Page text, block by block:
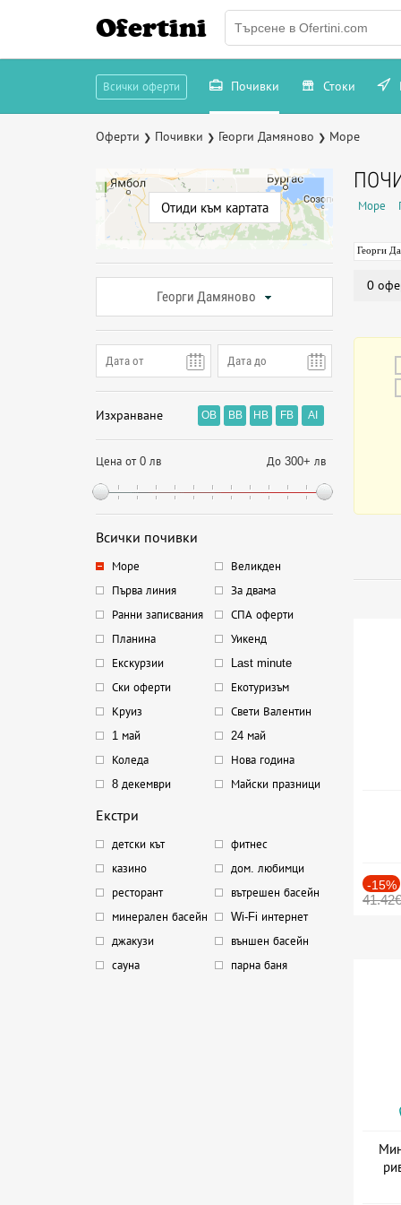
Ofertini
Всички оферти Почивки Стоки
Оферти ❯ Почивки ❯ Георги Дамяново ❯ Море
Отиди към картата
Георги Дамяново
Изхранване OB BB HB FB AI
Цена от 0 лв До 300+ лв
Всички почивки
Море
Великден
Първа линия
За двама
Ранни записвания
СПА оферти
Планина
Уикенд
Екскурзии
Last minute
Ски оферти
Екотуризъм
Круиз
Свети Валентин
1 май
24 май
Коледа
Нова година
8 декември
Майски празници
Екстри
детски кът
фитнес
казино
дом. любимци
ресторант
вътрешен басейн
минерален басейн
Wi-Fi интернет
джакузи
външен басейн
сауна
парна баня
Море
Георги
0
-15%
41.42€